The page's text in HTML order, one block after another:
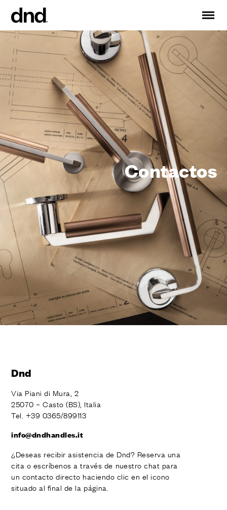
IT EN ES DE RU
PRODUCTOS
Todos los productos
Manijas para puertas
Manijas para ventanas
Tiradores para puertas y portones
Manija personalizadas
Pomos para puertas
Pomos y accesorios para muebles
Manijas para puertas correderas
Manillas para puertas correderas elevadoras
ACABADOS
SISTEMAS
EMPRESA
SERVICIOS
TODOS LOS PROYECTOS
CONTACTOS
Contactos
Dnd
Via Piani di Mura, 2
25070 – Casto (BS), Italia
Tel. +39 0365/899113
info@dndhandles.it
¿Deseas recibir asistencia de Dnd? Reserva una
cita o escríbenos a través de nuestro chat para
un contacto directo haciendo clic en el icono
situado al final de la página.